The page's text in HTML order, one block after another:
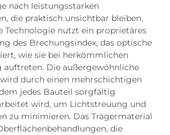
nach leistungsstarken
die praktisch unsichtbar bleiben.
Technologie nutzt ein proprietäres
des Brechungsindex, das optische
wie sie bei herkömmlichen
auftreten. Die außergewöhnliche
durch einen mehrschichtigen
jedes Bauteil sorgfältig
wird, um Lichtstreuung und
zu minimieren. Das Trägermaterial
die